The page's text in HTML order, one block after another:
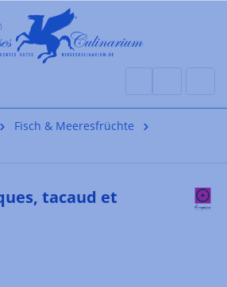
Fisch & Meeresfrüchte
tacaud et